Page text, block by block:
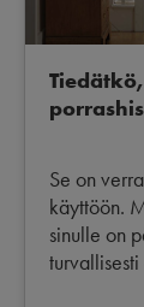
Se on
käyttöön.
sinulle on
turvallisesti